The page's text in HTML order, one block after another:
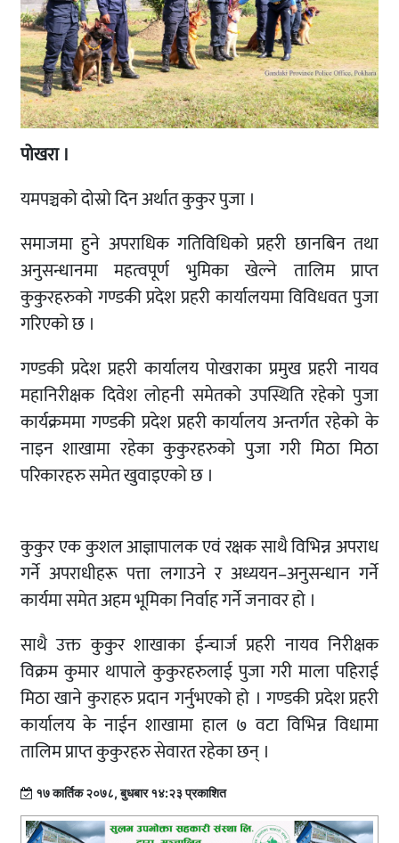
पोखरा ।
यमपञ्चको दोस्रो दिन अर्थात कुकुर पुजा ।
समाजमा हुने अपराधिक गतिविधिको प्रहरी छानबिन तथा
अनुसन्धानमा महत्वपूर्ण भुमिका खेल्ने तालिम प्राप्त
कुकुरहरुको गण्डकी प्रदेश प्रहरी कार्यालयमा विविधवत पुजा
गरिएको छ ।
गण्डकी प्रदेश प्रहरी कार्यालय पोखराका प्रमुख प्रहरी नायव
महानिरीक्षक दिवेश लोहनी समेतको उपस्थिति रहेको पुजा
कार्यक्रममा गण्डकी प्रदेश प्रहरी कार्यालय अन्तर्गत रहेको के
नाइन शाखामा रहेका कुकुरहरुको पुजा गरी मिठा मिठा
परिकारहरु समेत खुवाइएको छ ।
कुकुर एक कुशल आज्ञापालक एवं रक्षक साथै विभिन्न अपराध
गर्ने अपराधीहरू पत्ता लगाउने र अध्ययन–अनुसन्धान गर्ने
कार्यमा समेत अहम भूमिका निर्वाह गर्ने जनावर हो ।
साथै उक्त कुकुर शाखाका ईन्चार्ज प्रहरी नायव निरीक्षक
विक्रम कुमार थापाले कुकुरहरुलाई पुजा गरी माला पहिराई
मिठा खाने कुराहरु प्रदान गर्नुभएको हो । गण्डकी प्रदेश प्रहरी
कार्यालय के नाईन शाखामा हाल ७ वटा विभिन्न विधामा
तालिम प्राप्त कुकुरहरु सेवारत रहेका छन् ।
१७ कार्तिक २०७८, बुधबार १४:२३ प्रकाशित